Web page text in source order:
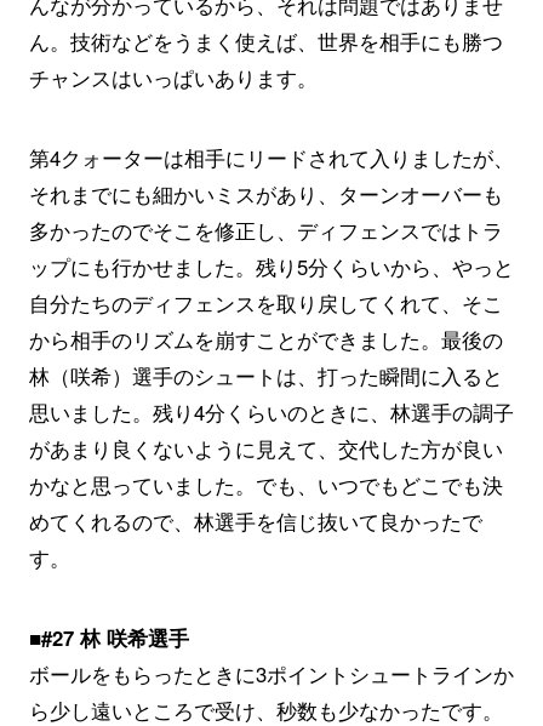
ん。技術などをうまく使えば、世界を相手にも勝つ
チャンスはいっぱいあります。
第4クォーターは相手にリードされて入りましたが、
それまでにも細かいミスがあり、ターンオーバーも
多かったのでそこを修正し、ディフェンスではトラ
ップにも行かせました。残り5分くらいから、やっと
自分たちのディフェンスを取り戻してくれて、そこ
から相手のリズムを崩すことができました。最後の
林（咲希）選手のシュートは、打った瞬間に入ると
思いました。残り4分くらいのときに、林選手の調子
があまり良くないように見えて、交代した方が良い
かなと思っていました。でも、いつでもどこでも決
めてくれるので、林選手を信じ抜いて良かったで
す。
■#27 林 咲希選手
ボールをもらったときに3ポイントシュートラインか
ら少し遠いところで受け、秒数も少なかったです。